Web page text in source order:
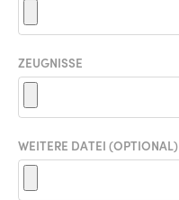
ZEUGNISSE
WEITERE DATEI (OPTIONAL)